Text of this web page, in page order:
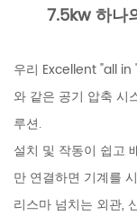
7.5kw 하나
우리 Excellent "all in
와 같은 공기 압축 시
루션.
설치 및 작동이 쉽고
만 연결하면 기계를
리스마 넘치는 외관,